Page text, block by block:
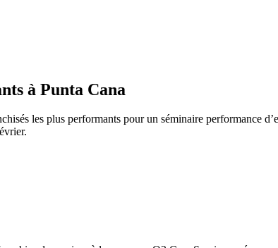
à Punta Cana
les plus performants pour un séminaire performance